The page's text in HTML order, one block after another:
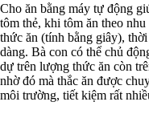
Cho ăn bằng máy tự động
tôm thẻ, khi tôm ăn theo
thức ăn (tính bằng giây),
dàng. Bà con có thể chủ
dự trên lượng thức ăn còn
nhờ đó mà thắc ăn được
môi trường, tiết kiệm rất